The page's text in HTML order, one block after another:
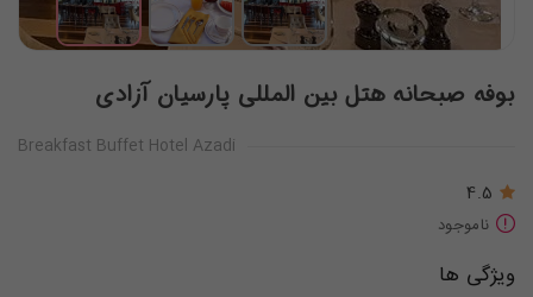
بوفه صبحانه هتل بین المللی پارسیان آزادی
Breakfast Buffet Hotel Azadi
4.5
ناموجود
ویژگی ها